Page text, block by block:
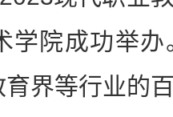
学院成功举
界等行业的